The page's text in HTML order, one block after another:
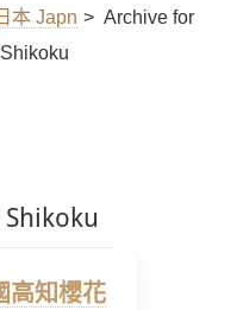
本 Japn > Archive for
高知櫻花